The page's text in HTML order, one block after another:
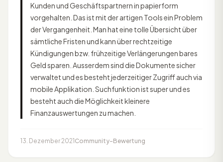
Kunden und Geschäftspartnern in papierform
vorgehalten. Das ist mit der artigen Tools ein Problem
der Vergangenheit. Man hat eine tolle Übersicht über
sämtliche Fristen und kann über rechtzeitige
Kündigungen bzw. frühzeitige Verlängerungen bares
Geld sparen. Ausserdem sind die Dokumente sicher
verwaltet und es besteht jederzeitiger Zugriff auch via
mobile Applikation. Suchfunktion ist super und es
besteht auch die Möglichkeit kleinere
Finanzauswertungen zu machen.
13. Dezember 2021 Community-Bewertung